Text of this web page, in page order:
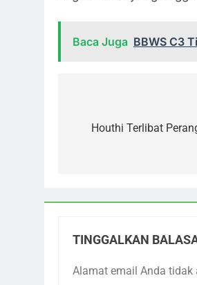
Baca Juga BBWS C3
posHouthi Terlibat
TINGGALKAN
Alamat email Anda